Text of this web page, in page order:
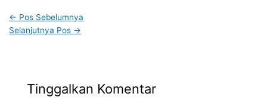
← Pos Sebelumnya
Selanjutnya Pos →
Tinggalkan Komentar